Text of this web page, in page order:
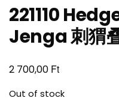
221110
Jenga 刺猬
2 700,00 Ft
Out of stock